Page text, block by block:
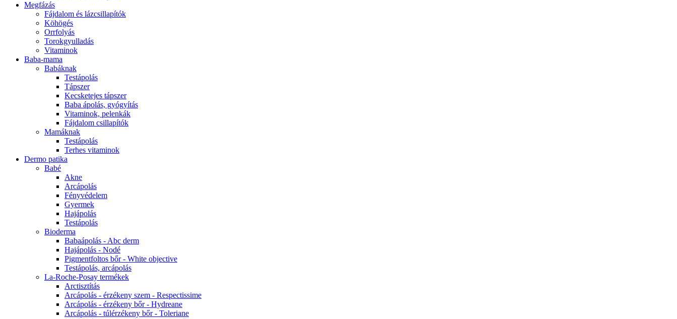
Megfázás
Fájdalom és lázcsillapítók
Köhögés
Orrfolyás
Torokgyulladás
Vitaminok
Baba-mama
Babáknak
Testápolás
Tápszer
Kecsketejes tápszer
Baba ápolás, gyógyítás
Vitaminok, pelenkák
Fájdalom csillapítók
Mamáknak
Testápolás
Terhes vitaminok
Dermo patika
Babé
Akne
Arcápolás
Fényvédelem
Gyermek
Hajápolás
Testápolás
Bioderma
Babaápolás - Abc derm
Hajápolás - Nodé
Pigmentfoltos bőr - White objective
Testápolás, arcápolás
La-Roche-Posay termékek
Arctisztítás
Arcápolás - érzékeny szem - Respectissime
Arcápolás - érzékeny bőr - Hydreane
Arcápolás - túlérzékeny bőr - Toleriane